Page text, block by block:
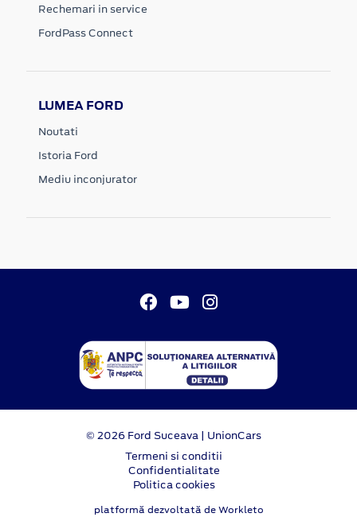
Rechemari in service
FordPass Connect
LUMEA FORD
Noutati
Istoria Ford
Mediu inconjurator
© 2026 Ford Suceava | UnionCars
Termeni si conditii
Confidentialitate
Politica cookies
platformă dezvoltată de Workleto